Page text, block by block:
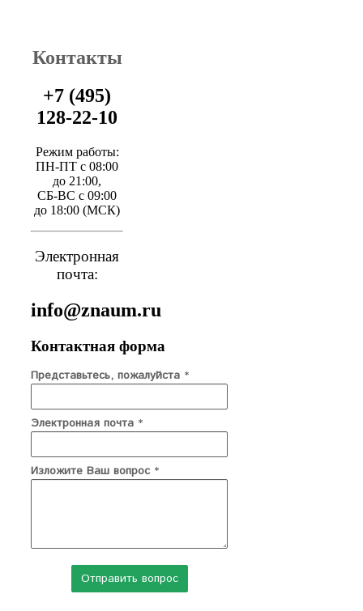
Контакты
+7 (495)
128-22-10
Режим работы:
ПН-ПТ с 08:00
до 21:00,
СБ-ВС с 09:00
до 18:00 (МСК)
Электронная
почта:
info@znaum.ru
Контактная форма
Представьтесь, пожалуйста *
Электронная почта *
Изложите Ваш вопрос *